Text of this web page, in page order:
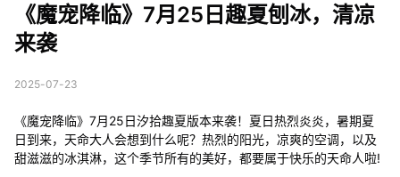
《魔宠降临》7月25日趣夏刨冰，清凉
来袭
2025-07-23
《魔宠降临》7月25日汐拾趣夏版本来袭！夏日热烈炎炎，暑期夏
日到来，天命大人会想到什么呢？热烈的阳光，凉爽的空调，以及
甜滋滋的冰淇淋，这个季节所有的美好，都要属于快乐的天命人啦!